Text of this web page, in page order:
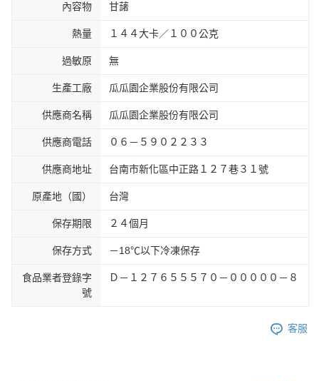
內容物 甘藷
熱量 １４４大卡／１００公克
過敏原 無
生產工廠 瓜瓜園企業股份有限公司
供應商名稱 瓜瓜園企業股份有限公司
供應商電話 ０６－５９０２２３３
供應商地址 台南市新化區中正路１２７巷３１號
原產地（國） 台灣
保存期限 ２４個月
保存方式 －18℃以下冷凍保存
食品業者登錄字
號
Ｄ－１２７６５５５７０－０００００－８
客服